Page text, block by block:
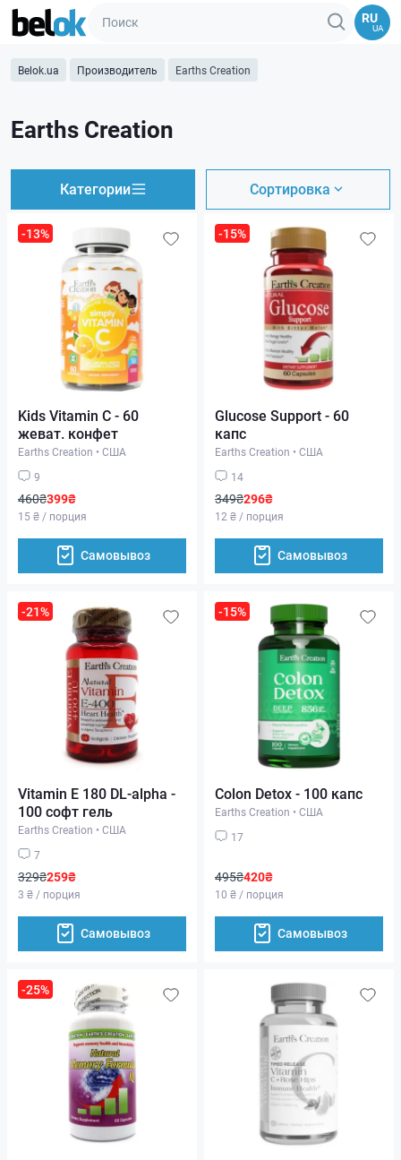
RU
UA
Belok.ua Производитель Earths Creation
Earths Creation
Категории Сортировка
-13%
Kids Vitamin C - 60
жеват. конфет
Earths Creation • США
9
460₴399₴
15 ₴ / порция
Самовывоз
-15%
Glucose Support - 60
капс
Earths Creation • США
14
349₴296₴
12 ₴ / порция
Самовывоз
-21%
Vitamin E 180 DL-alpha -
100 софт гель
Earths Creation • США
7
329₴259₴
3 ₴ / порция
Самовывоз
-15%
Colon Detox - 100 капс
Earths Creation • США
17
495₴420₴
10 ₴ / порция
Самовывоз
-25%